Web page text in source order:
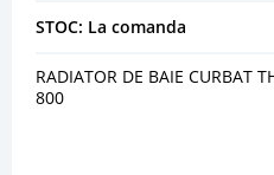
STOC: La comanda
RADIATOR DE BAIE CURBAT
800